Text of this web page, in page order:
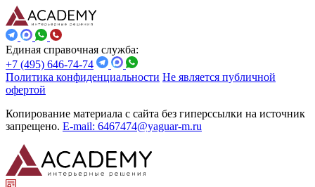
Единая справочная служба:
+7 (495) 646-74-74
Политика конфиденциальности Не является публичной
офертой
Копирование материала с сайта без гиперссылки на источник
запрещено. E-mail: 6467474@yaguar-m.ru